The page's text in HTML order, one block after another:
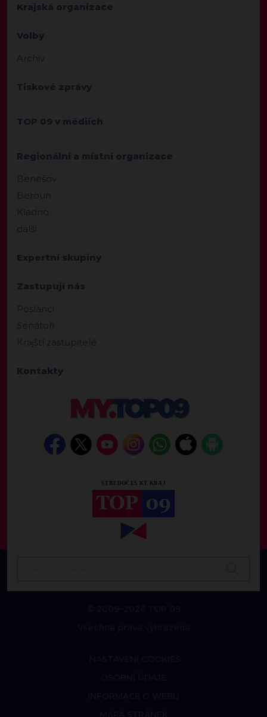
Krajská organizace
Volby
Archiv
Tiskové zprávy
TOP 09 v médiích
Regionální a místní organizace
Benešov
Beroun
Kladno
další
Expertní skupiny
Zastupují nás
Poslanci
Senátoři
Krajští zastupitelé
Kontakty